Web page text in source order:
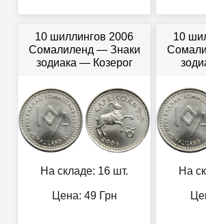
10 шиллингов 2006
Сомалиленд — Знаки
зодиака — Козерог
На складе: 16 шт.
Цена: 49Грн
10
На